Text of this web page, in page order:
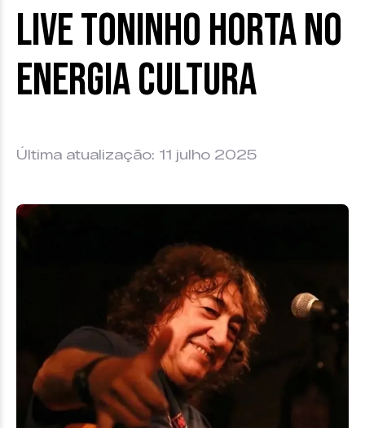
Live Toninho Horta no
Energia Cultura
Última atualização: 11 julho 2025